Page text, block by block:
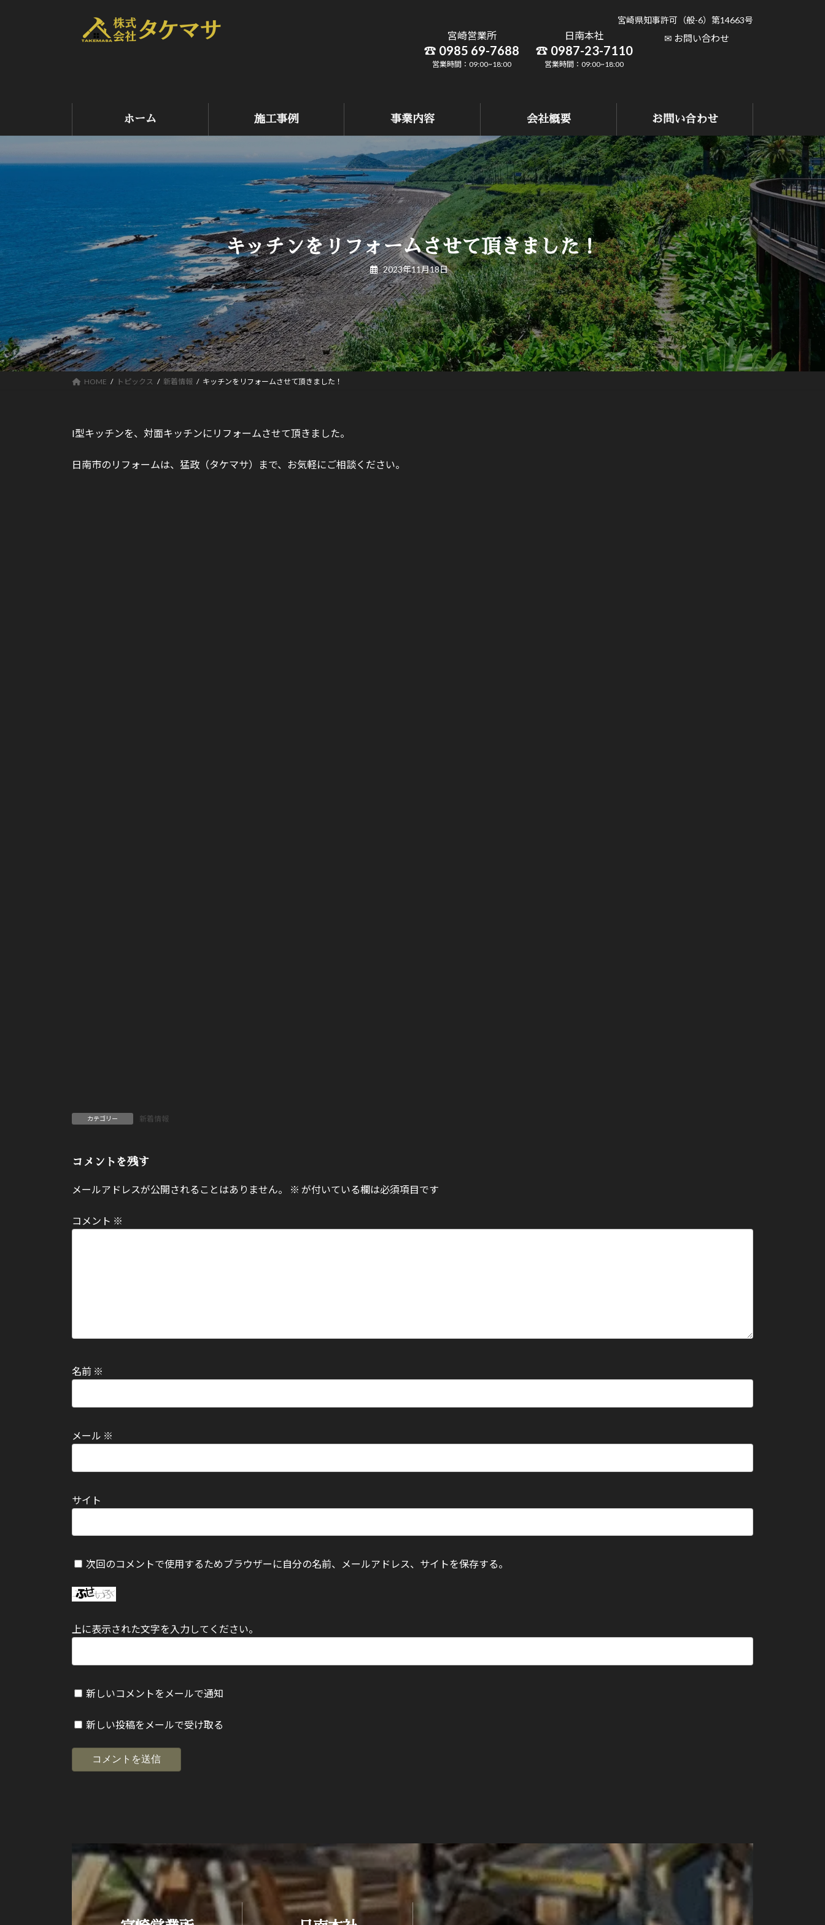
プ
動
宮崎県知事許可（般-6）第14663号
宮崎営業所
☎ 0985 69-7688
営業時間：09:00~18:00
日南本社
☎ 0987-23-7110
営業時間：09:00~18:00
✉ お問い合わせ
ホーム 施工事例 事業内容 会社概要 お問い合わせ
キッチンをリフォームさせて頂きました！
2023年11月18日
HOME トピックス 新着情報 キッチンをリフォームさせて頂きました！
I型キッチンを、対面キッチンにリフォームさせて頂きました。
日南市のリフォームは、猛政（タケマサ）まで、お気軽にご相談ください。
カテゴリー 新着情報
コメントを残す
メールアドレスが公開されることはありません。 ※ が付いている欄は必須項目です
コメント ※
名前 ※
メール ※
サイト
次回のコメントで使用するためブラウザーに自分の名前、メールアドレス、サイトを保存する。
上に表示された文字を入力してください。
新しいコメントをメールで通知
新しい投稿をメールで受け取る